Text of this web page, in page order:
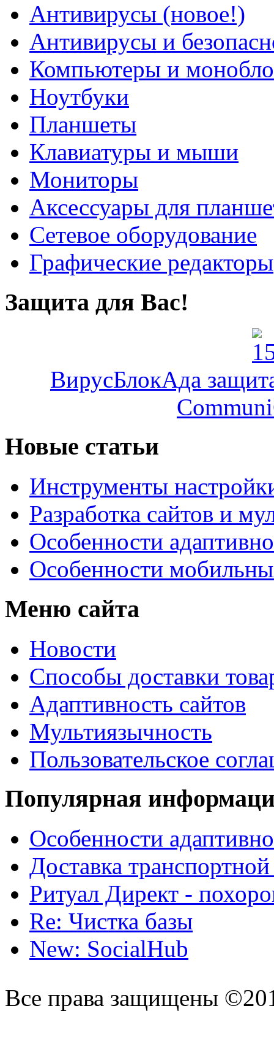
Антивирусы (новое!)
Антивирусы и
Компьютеры и
Ноутбуки
Планшеты
Клавиатуры и мыши
Мониторы
Аксессуары для
Сетевое оборудование
Графические редакторы
Защита для Вас!
ВирусБлокАда
Новые статьи
Инструменты
Разработка сайтов и
Особенности
Особенности
Меню сайта
Новости
Способы доставки
Адаптивность сайтов
Мультиязычность
Пользовательское
Популярная
Особенности
Доставка
Ритуал Директ -
Re: Чистка базы
New: SocialHub
Все права защищены